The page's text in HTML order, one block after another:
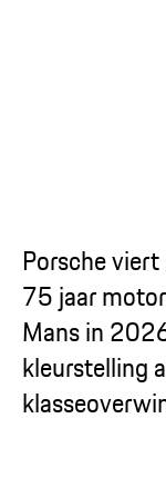
Porsche
75 jaar
Mans in
kleurstelling